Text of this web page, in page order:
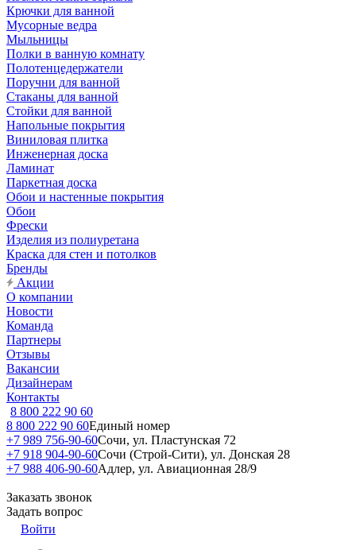
Крючки для ванной
Мусорные ведра
Мыльницы
Полки в ванную комнату
Полотенцедержатели
Поручни для ванной
Стаканы для ванной
Стойки для ванной
Напольные покрытия
Виниловая плитка
Инженерная доска
Ламинат
Паркетная доска
Обои и настенные покрытия
Обои
Фрески
Изделия из полиуретана
Краска для стен и потолков
Бренды
Акции
О компании
Новости
Команда
Партнеры
Отзывы
Вакансии
Дизайнерам
Контакты
8 800 222 90 60
8 800 222 90 60Единый номер
+7 989 756-90-60Сочи, ул. Пластунская 72
+7 918 904-90-60Сочи (Строй-Сити), ул. Донская 28
+7 988 406-90-60Адлер, ул. Авиационная 28/9
Заказать звонок
Задать вопрос
Войти